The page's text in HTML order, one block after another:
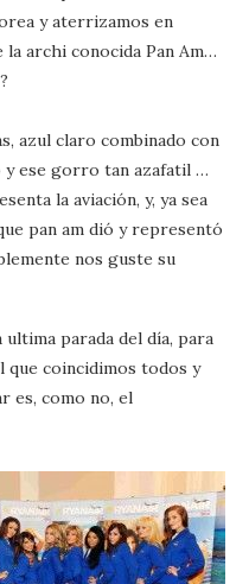
y aterrizamos en
archi conocida Pan Am…
azul claro combinado con
y ese gorro tan azafatil …
la aviación, y, ya sea
pan am dió y representó
nos guste su
ultima parada del día, para
coincidimos todos y
es, como no, el